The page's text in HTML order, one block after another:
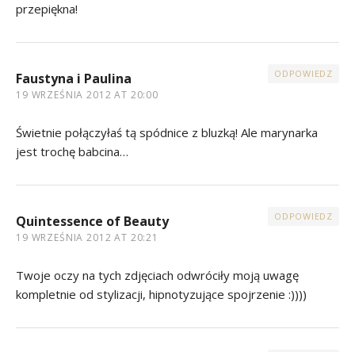
przepiękna!
Faustyna i Paulina
19 WRZEŚNIA 2012 AT 20:00
ODPOWIEDZ
Świetnie połączyłaś tą spódnice z bluzką! Ale marynarka
jest trochę babcina…
Quintessence of Beauty
19 WRZEŚNIA 2012 AT 20:21
ODPOWIEDZ
Twoje oczy na tych zdjęciach odwróciły moją uwagę
kompletnie od stylizacji, hipnotyzujące spojrzenie :))))